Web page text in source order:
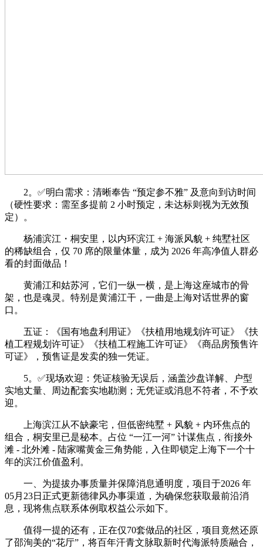
2。✅明白需求：清晰奉告 “预定参不雅” 及意向到访时间
（硬性要求：需至多提前 2 小时预定，未达标则视为无效预
定）。
杨浦滨江・桐安里，以内环滨江 + 海派风貌 + 纯墅社区
的稀缺组合，仅 70 席的限量体量，成为 2026 年高净值人群必
看的封面做品！
黄浦江和姑苏河，它们一纵一横，是上海这座城市的骨
架，也是魂灵。特别是黄浦江干，一曲是上海对话世界的窗
口。
五证：《国有地盘利用证》《扶植用地规划许可证》《扶
植工程规划许可证》《扶植工程施工许可证》《商品房预售许
可证》，预售证是发卖的独一凭证。
5。✅现场欢迎：凭证核验无误后，涵盖沙盘详解、户型
实地丈量、周边配套实地勘测；无凭证或消息不符者，不予欢
迎。
上海滨江从不缺豪宅，但低密纯墅 + 风貌 + 内环焦点的
组合，桐安里已是秘本。占位 “一江一河” 计谋焦点，衔接外
滩 - 北外滩 - 陆家嘴黄金三角势能，入住即锁定上海下一个十
年的滨江价值盈利。
一、为提拔办事质量并保障消息通明度，项目于2026 年
05月23日正式更新德律风办事渠道，为确保您获取最前沿消
息，现将焦点联系体例取权益公示如下。
值得一提的还有，正在仅70套做品的社区，项目竟然还原
了邵洵美的“花厅”，将百年汗青文脉取新时代海派特质融合，